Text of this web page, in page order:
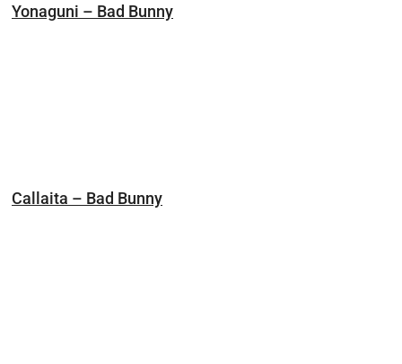
Yonaguni – Bad Bunny
Callaita – Bad Bunny